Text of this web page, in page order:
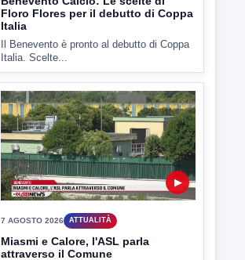
▶
Benevento Calcio: Le scelte di
Floro Flores per il debutto di Coppa
Italia
Il Benevento è pronto al debutto di Coppa
Italia. Scelte...